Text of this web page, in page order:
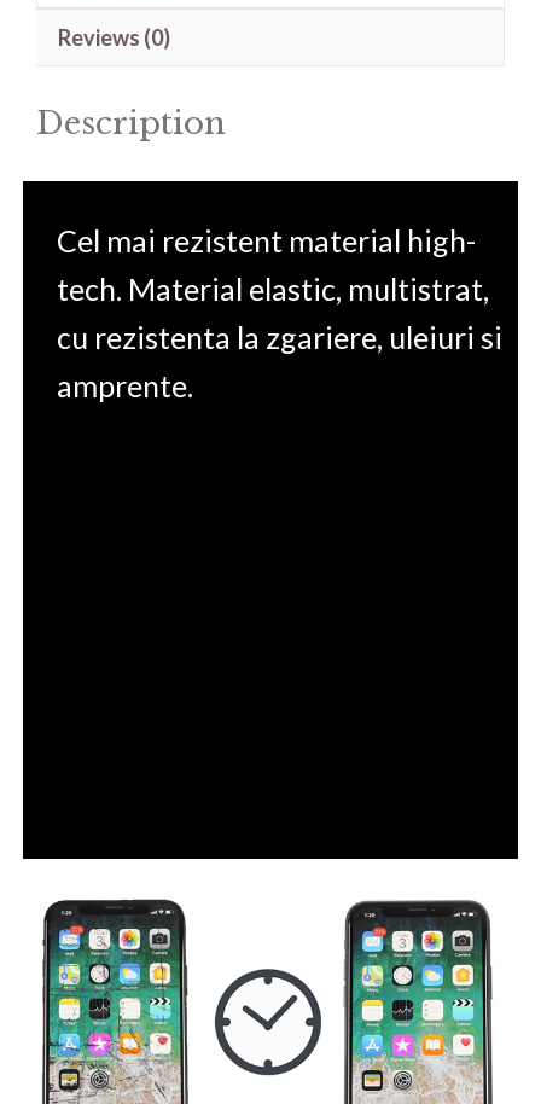
Reviews (0)
Description
Cel mai rezistent material high-
tech. Material elastic, multistrat,
cu rezistenta la zgariere, uleiuri si
amprente.